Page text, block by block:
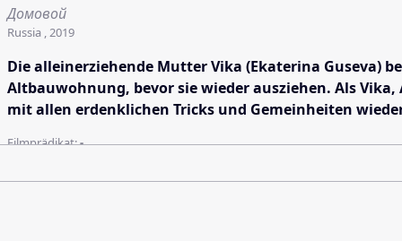
Домовой
Russia , 2019
Die alleinerziehende Mutter Vika (Ekaterina Guseva)
Altbauwohnung, bevor sie wieder ausziehen. Als
mit allen erdenklichen Tricks und Gemeinheiten
Filmprädikat:-